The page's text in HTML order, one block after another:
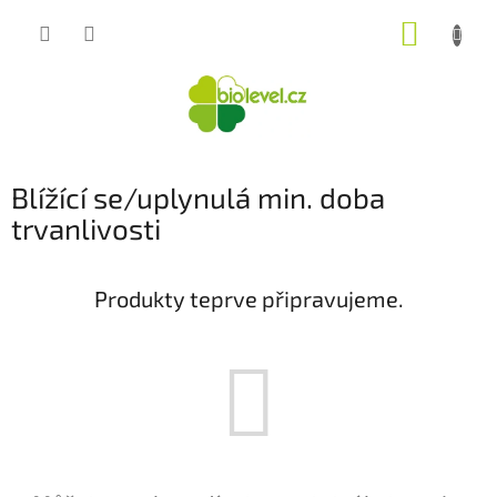
Blížící se/uplynulá min. doba
trvanlivosti
Produkty teprve připravujeme.